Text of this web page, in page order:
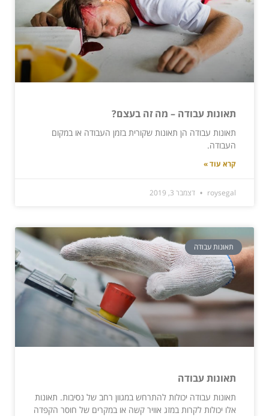
תאונות עבודה – מה זה בעצם?
תאונות עבודה הן תאונות שקורית בזמן העבודה או במקום
העבודה.
קרא עוד »
roysegal דצמבר 3, 2019
תאונות עבודה
תאונות עבודה
תאונות עבודה יכולות להתרחש במגוון רחב של נסיבות. תאונות
אלו יכולות לקרות במזג אוויר קשה או במקרים של חוסר הקפדה